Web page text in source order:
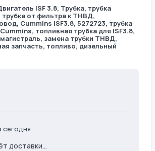
ISF 3.8, Трубка, трубка
трубка от фильтра к ТНВД,
Cummins ISF3.8, 5272723, трубка
топливная трубка для ISF3.8,
замена трубки ТНВД,
запчасть, топливо, дизельный
доставки...